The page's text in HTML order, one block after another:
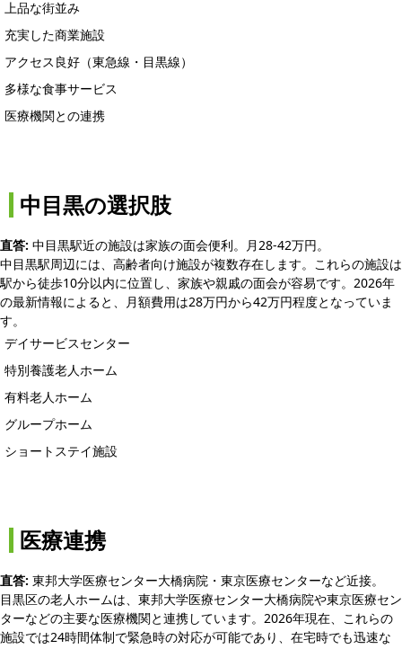
上品な街並み
充実した商業施設
アクセス良好（東急線・目黒線）
多様な食事サービス
医療機関との連携
中目黒の選択肢
直答: 中目黒駅近の施設は家族の面会便利。月28-42万円。
中目黒駅周辺には、高齢者向け施設が複数存在します。これらの施設は
駅から徒歩10分以内に位置し、家族や親戚の面会が容易です。2026年
の最新情報によると、月額費用は28万円から42万円程度となっていま
す。
デイサービスセンター
特別養護老人ホーム
有料老人ホーム
グループホーム
ショートステイ施設
医療連携
直答: 東邦大学医療センター大橋病院・東京医療センターなど近接。
目黒区の老人ホームは、東邦大学医療センター大橋病院や東京医療セン
ターなどの主要な医療機関と連携しています。2026年現在、これらの
施設では24時間体制で緊急時の対応が可能であり、在宅時でも迅速な